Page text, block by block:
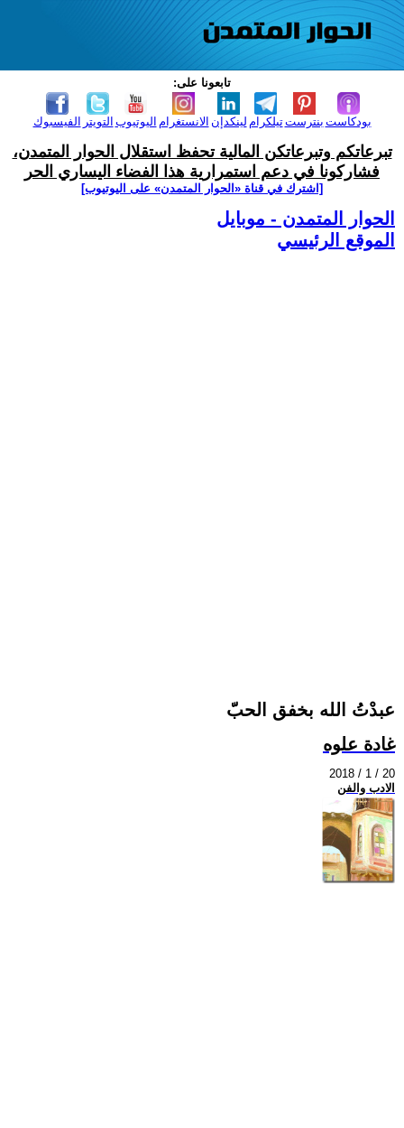
تابعونا على:
الفيسبوك التويتر اليوتيوب الانستغرام لينكدإن تيلكرامبنترست بودكاست
تبرعاتكم وتبرعاتكن المالية تحفظ استقلال الحوار المتمدن،
فشاركونا في دعم استمرارية هذا الفضاء اليساري الحر
[اشترك في قناة ‫«الحوار المتمدن» على اليوتيوب]
الحوار المتمدن - موبايل
الموقع الرئيسي
عبدْتُ الله بخفق الحبّ
غادة علوه
2018 / 1 / 20
الادب والفن